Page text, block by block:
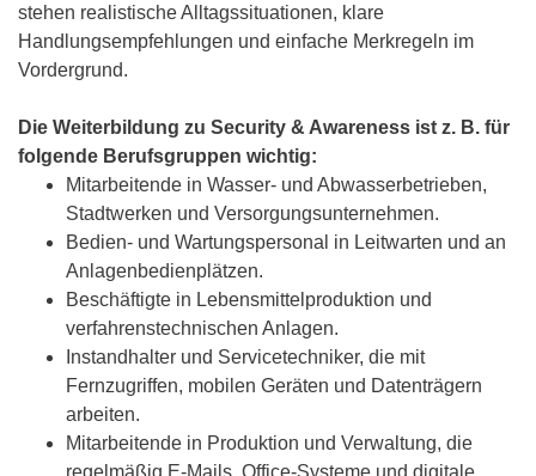
stehen realistische Alltagssituationen, klare
Handlungsempfehlungen und einfache Merkregeln im
Vordergrund.
Die Weiterbildung zu Security & Awareness ist z. B. für
folgende Berufsgruppen wichtig:
Mitarbeitende in Wasser- und Abwasserbetrieben,
Stadtwerken und Versorgungsunternehmen.
Bedien- und Wartungspersonal in Leitwarten und an
Anlagenbedienplätzen.
Beschäftigte in Lebensmittelproduktion und
verfahrenstechnischen Anlagen.
Instandhalter und Servicetechniker, die mit
Fernzugriffen, mobilen Geräten und Datenträgern
arbeiten.
Mitarbeitende in Produktion und Verwaltung, die
regelmäßig E-Mails, Office-Systeme und digitale